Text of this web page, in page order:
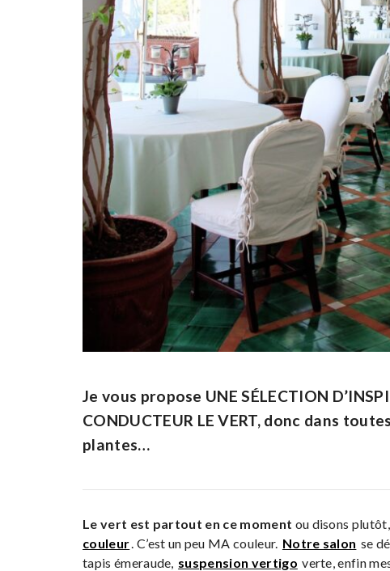
Je vous propose UNE SÉLECTION
CONDUCTEUR LE VERT, donc dans
plantes…
Le vert est partout en ce moment ou disons
couleur . C’est un peu MA couleur. Notre salon se
tapis émeraude, suspension vertigo verte, enfin